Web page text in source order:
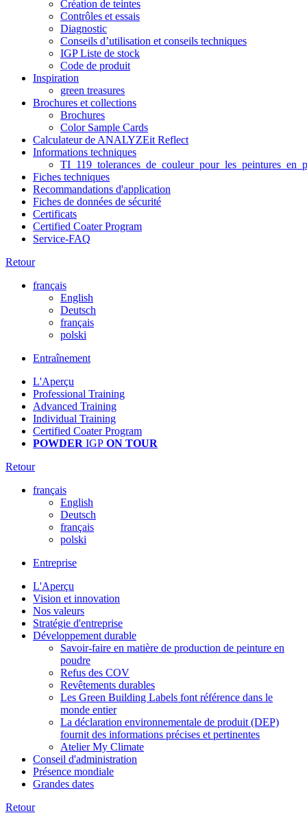
Création de teintes
Contrôles et essais
Diagnostic
Conseils d’utilisation et conseils techniques
IGP Liste de stock
Code de produit
Inspiration
green treasures
Brochures et collections
Brochures
Color Sample Cards
Calculateur de ANALYZEit Reflect
Informations techniques
Fiches techniques
Recommandations d'application
Fiches de données de sécurité
Certificats
Certified Coater Program
Service-FAQ
Retour
français
English
Deutsch
français
polski
Entraînement
L'Aperçu
Professional Training
Advanced Training
Individual Training
Certified Coater Program
POWDER IGP ON TOUR
Retour
français
English
Deutsch
français
polski
Entreprise
L'Aperçu
Vision et innovation
Nos valeurs
Stratégie d'entreprise
Développement durable
Savoir-faire en matière de production de peinture en
poudre
Refus des COV
Revêtements durables
Les Green Building Labels font référence dans le
monde entier
La déclaration environnementale de produit (DEP)
fournit des informations précises et pertinentes
Atelier My Climate
Conseil d'administration
Présence mondiale
Grandes dates
Retour